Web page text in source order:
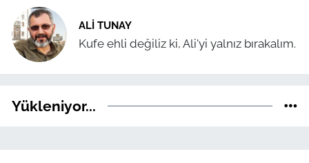
ALI TUNAY
Kufe ehli değiliz ki, Ali'yi yalnız bırakalım.
Yükleniyor...